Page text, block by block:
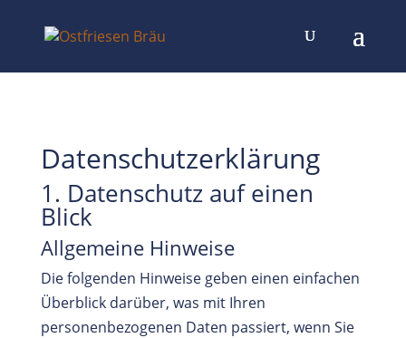
Datenschutzerklärung
1. Datenschutz auf einen
Blick
Allgemeine Hinweise
Die folgenden Hinweise geben einen einfachen
Überblick darüber, was mit Ihren
personenbezogenen Daten passiert, wenn Sie